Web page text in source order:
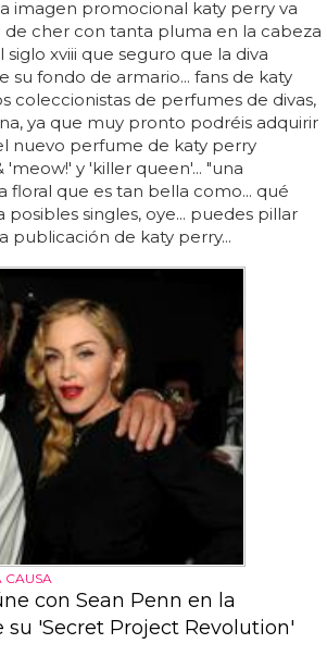
imagen promocional katy perry va
de cher con tanta pluma en la cabeza
xviii que seguro que la diva
su fondo de armario... fans de katy
coleccionistas de perfumes de divas,
ya que muy pronto podréis adquirir
nuevo perfume de katy perry
y 'killer queen'... "una
floral que es tan bella como... qué
singles, oye... puedes pillar
publicación de katy perry...
CAUSA
con Sean Penn en la
su 'Secret Project Revolution'